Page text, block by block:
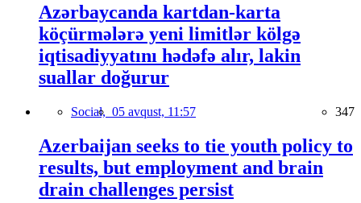
Azərbaycanda kartdan-karta
köçürmələrə yeni limitlər kölgə
iqtisadiyyatını hədəfə alır, lakin
suallar doğurur
Social, 05 avqust, 11:57 347
Azerbaijan seeks to tie youth policy to
results, but employment and brain
drain challenges persist